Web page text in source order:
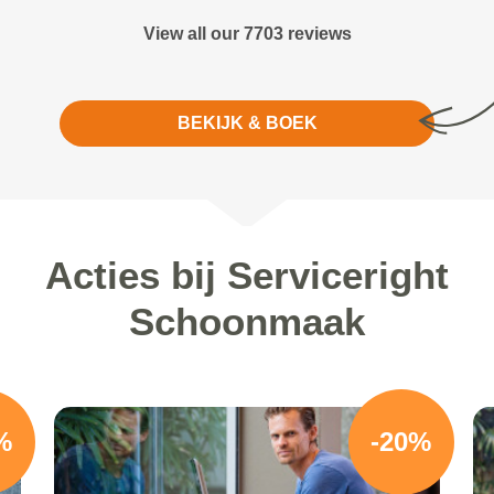
View all our 7703 reviews
BEKIJK & BOEK
Acties bij Serviceright
Schoonmaak
-20%